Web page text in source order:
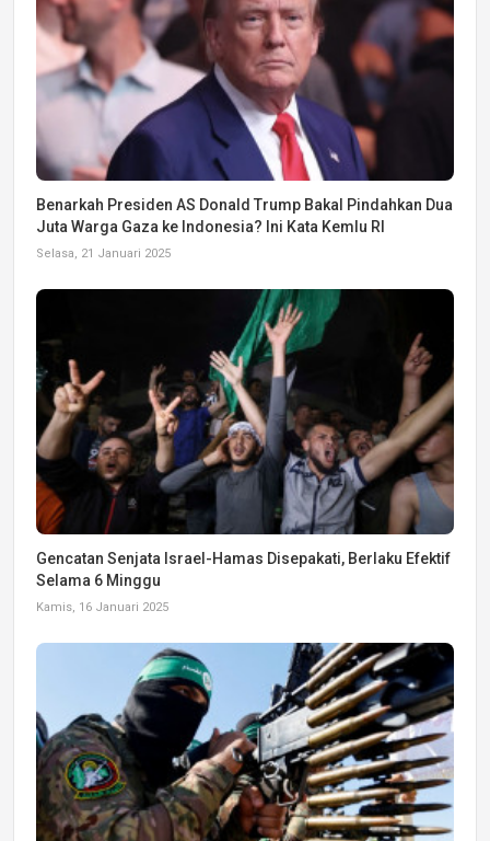
Benarkah Presiden AS Donald Trump Bakal Pindahkan Dua
Juta Warga Gaza ke Indonesia? Ini Kata Kemlu RI
Selasa, 21 Januari 2025
Gencatan Senjata Israel-Hamas Disepakati, Berlaku Efektif
Selama 6 Minggu
Kamis, 16 Januari 2025